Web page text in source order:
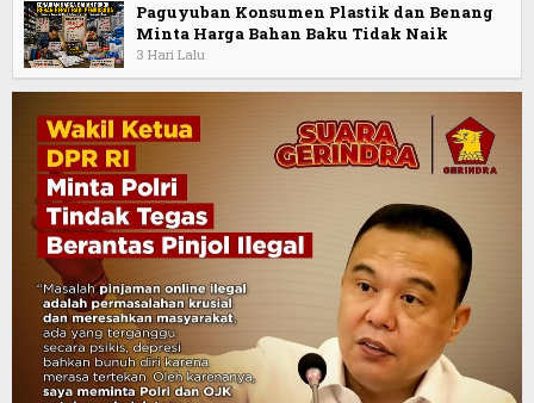
Paguyuban Konsumen Plastik dan Benang
Minta Harga Bahan Baku Tidak Naik
3 Hari Lalu